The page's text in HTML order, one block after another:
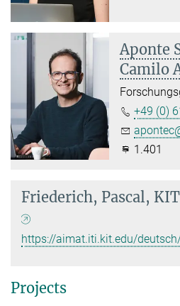
Aponte
Camilo
+49 (0)
1.401
Friederich, Pascal, KIT
https://aimat.iti.kit.edu/deutsch/
Projects